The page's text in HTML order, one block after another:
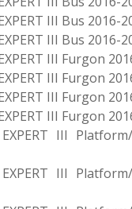
III Bus 2016-
III Bus 2016-
III Furgon
III Furgon
III Furgon
III Furgon
EXPERT III
EXPERT III